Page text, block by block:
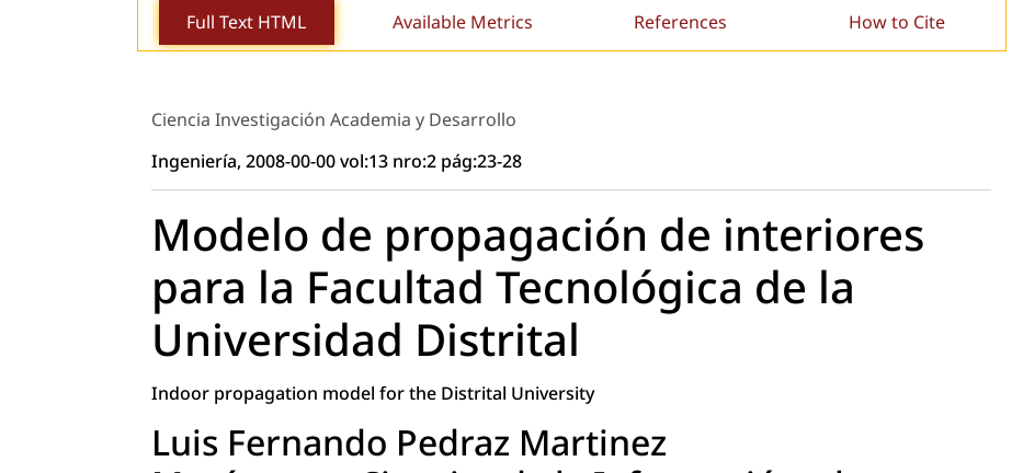
Full Text HTML Available Metrics References How to Cite
Ciencia Investigación Academia y Desarrollo
Ingeniería, 2008-00-00 vol:13 nro:2 pág:23-28
Modelo de propagación de interiores
para la Facultad Tecnológica de la
Universidad Distrital
Indoor propagation model for the Distrital University
Luis Fernando Pedraz Martinez